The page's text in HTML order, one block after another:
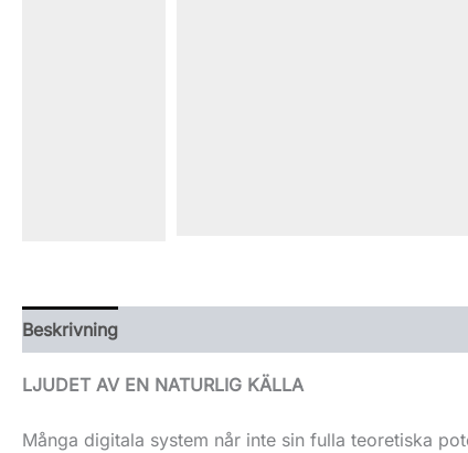
Beskrivning
LJUDET AV EN NATURLIG KÄLLA
Många digitala system når inte sin fulla teoretiska